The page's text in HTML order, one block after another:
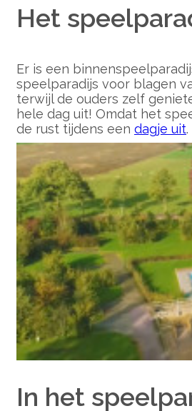
Het
Er is een
speelparadijs voor blagen
terwijl de ouders zelf
hele dag uit! Omdat het
de rust tijdens een dagje uit.
In het